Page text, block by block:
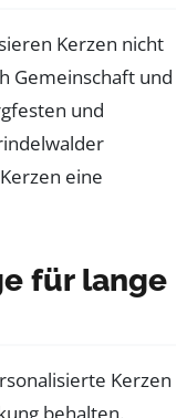
Kerzen nicht
Gemeinschaft und
und
eine
für lange
Kerzen
behalten.